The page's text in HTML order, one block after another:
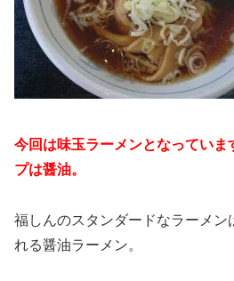
今回は味玉ラーメンとなっていま
プは醤油。
福しんのスタンダードなラーメン
れる醤油ラーメン。